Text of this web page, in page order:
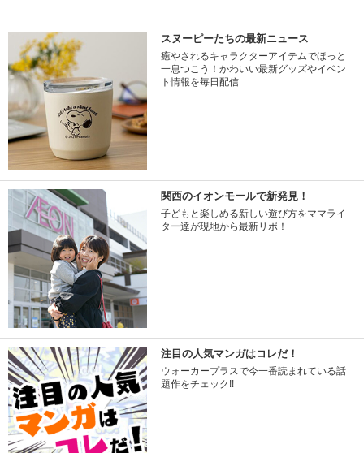
スヌーピーたちの最新ニュース
癒やされるキャラクターアイテムでほっと
一息つこう！かわいい最新グッズやイベン
ト情報を毎日配信
関西のイオンモールで新発見！
子どもと楽しめる新しい遊び方をママライ
ター達が現地から最新リポ！
注目の人気マンガはコレだ！
ウォーカープラスで今一番読まれている話
題作をチェック!!